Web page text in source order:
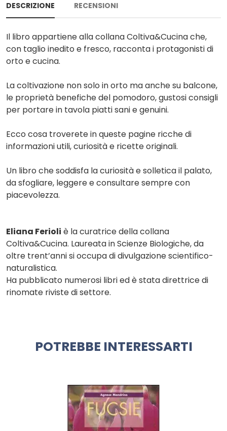
DESCRIZIONE RECENSIONI
Il libro appartiene alla collana Coltiva&Cucina che,
con taglio inedito e fresco, racconta i protagonisti di
orto e cucina.
La coltivazione non solo in orto ma anche su balcone,
le proprietà benefiche del pomodoro, gustosi consigli
per portare in tavola piatti sani e genuini.
Ecco cosa troverete in queste pagine ricche di
informazioni utili, curiosità e ricette originali.
Un libro che soddisfa la curiosità e solletica il palato,
da sfogliare, leggere e consultare sempre con
piacevolezza.
Eliana Ferioli è la curatrice della collana
Coltiva&Cucina. Laureata in Scienze Biologiche, da
oltre trent’anni si occupa di divulgazione scientifico-
naturalistica.
Ha pubblicato numerosi libri ed è stata direttrice di
rinomate riviste di settore.
POTREBBE INTERESSARTI